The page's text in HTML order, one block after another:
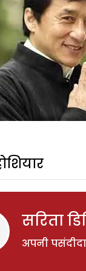
सरिता
अपनी